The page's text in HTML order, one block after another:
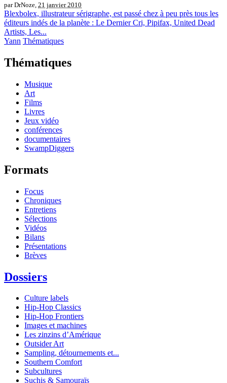
par DrNoze, 21 janvier 2010
Blexbolex, illustrateur sérigraphe, est passé chez à peu près tous les
éditeurs indés de la planète : Le Dernier Cri, Pipifax, United Dead
Artists, Les...
Yann Thématiques
Thématiques
Musique
Art
Films
Livres
Jeux vidéo
conférences
documentaires
SwampDiggers
Formats
Focus
Chroniques
Entretiens
Sélections
Vidéos
Bilans
Présentations
Brèves
Dossiers
Culture labels
Hip-Hop Classics
Hip-Hop Frontiers
Images et machines
Les zinzins d’Amérique
Outsider Art
Sampling, détournements et...
Southern Comfort
Subcultures
Suchis & Samouraïs